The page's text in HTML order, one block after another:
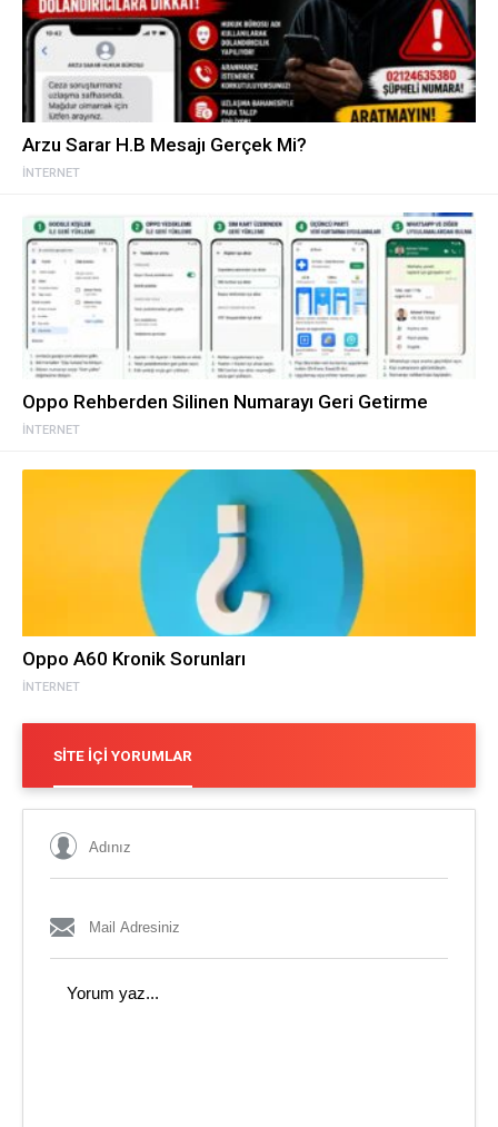
İNTERNET
Arzu Sarar H.B Mesajı Gerçek Mi?
İNTERNET
Oppo Rehberden Silinen Numarayı Geri Getirme
İNTERNET
Oppo A60 Kronik Sorunları
SITE İÇI YORUMLAR